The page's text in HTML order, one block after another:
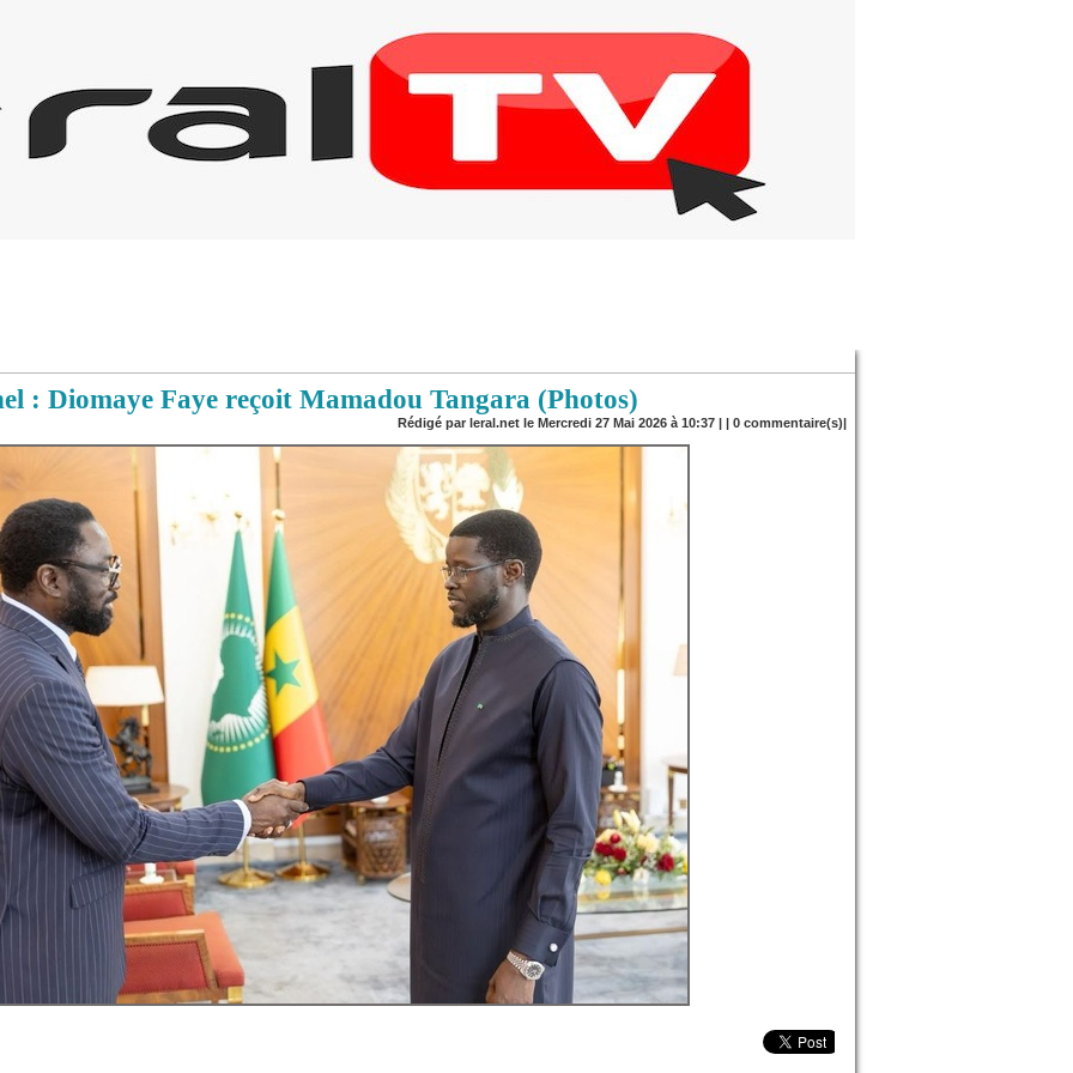
: Diomaye Faye reçoit Mamadou Tangara (Photos)
Rédigé par leral.net le Mercredi 27 Mai 2026 à 10:37 | | 0 commentaire(s)|